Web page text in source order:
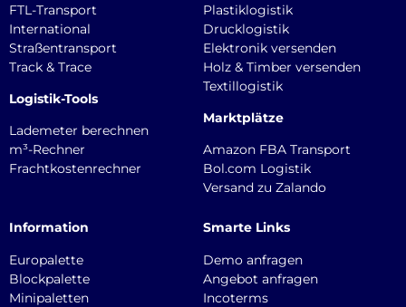
FTL-Transport
International
Straßentransport
Track & Trace
Logistik-Tools
Lademeter berechnen
m³-Rechner
Frachtkostenrechner
Plastiklogistik
Drucklogistik
Elektronik versenden
Holz & Timber versenden
Textillogistik
Marktplätze
Amazon FBA Transport
Bol.com Logistik
Versand zu Zalando
Information
Europalette
Blockpalette
Minipaletten
Smarte Links
Demo anfragen
Angebot anfragen
Incoterms